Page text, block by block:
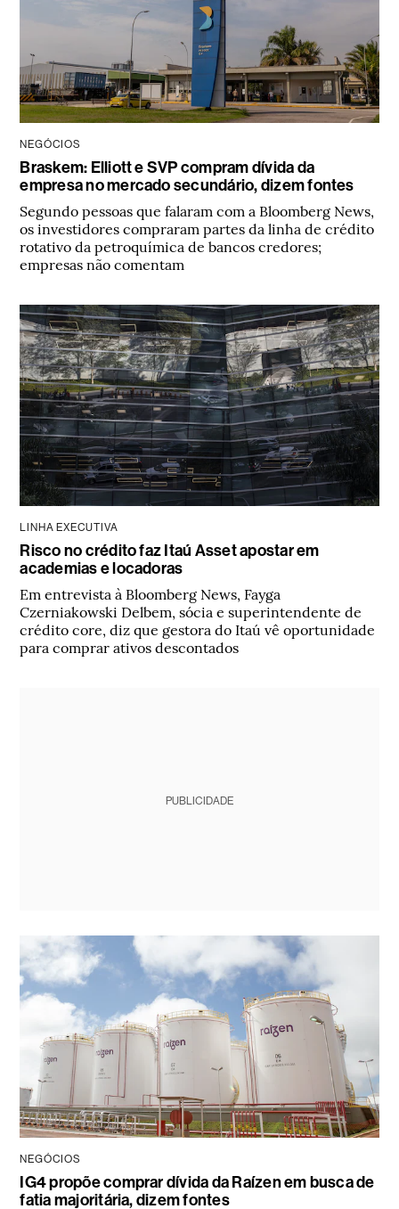
NEGÓCIOS
Braskem: Elliott e SVP compram dívida da
empresa no mercado secundário, dizem fontes
Segundo pessoas que falaram com a Bloomberg News,
os investidores compraram partes da linha de crédito
rotativo da petroquímica de bancos credores;
empresas não comentam
LINHA EXECUTIVA
Risco no crédito faz Itaú Asset apostar em
academias e locadoras
Em entrevista à Bloomberg News, Fayga
Czerniakowski Delbem, sócia e superintendente de
crédito core, diz que gestora do Itaú vê oportunidade
para comprar ativos descontados
PUBLICIDADE
NEGÓCIOS
IG4 propõe comprar dívida da Raízen em busca de
fatia majoritária, dizem fontes